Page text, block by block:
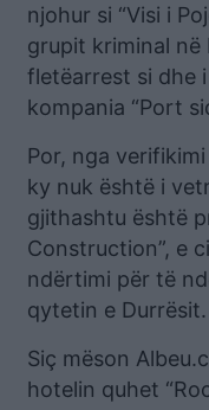
njohur si “Visi i
grupit kriminal në
fletëarrest si dhe
kompania “Port
Por, nga
ky nuk është i
gjithashtu është
Construction”, e
ndërtimi për të
qytetin e Durrësit.
Siç mëson
hotelin quhet